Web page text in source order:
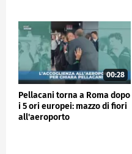
00:28
Pellacani torna a Roma dopo
i 5 ori europei: mazzo di fiori
all'aeroporto